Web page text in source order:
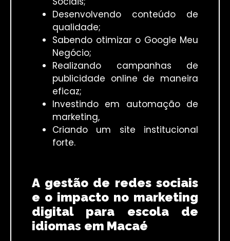
Desenvolvendo conteúdo de
qualidade;
Sabendo otimizar o Google Meu
Negócio;
Realizando campanhas de
publicidade online de maneira
eficaz;
Investindo em automação de
marketing,
Criando um site institucional
forte.
A gestão de redes sociais
e o impacto no marketing
digital para escola de
idiomas em Macaé